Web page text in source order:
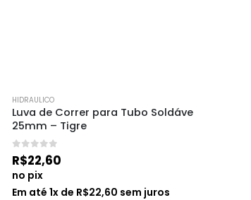
HIDRAULICO
Luva de Correr para Tubo Soldável
25mm – Tigre
de 5
22,60
no pix
Em até1x de R$22,60sem juros